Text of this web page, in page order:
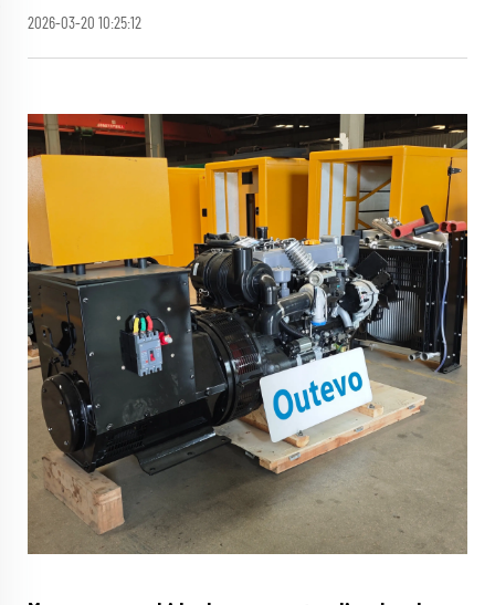
2026-03-20 10:25:12